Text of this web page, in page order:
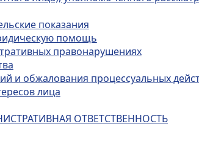
показания
помощь
правонарушениях
и обжалования процессуальных
лица
ОТВЕТСТВЕННОСТЬ